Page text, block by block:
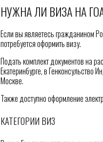
НУЖНА ЛИ ВИЗА НА
Если вы являетесь гражданином
потребуется оформить визу.
Подать комплект документов на
Екатеринбурге, в Генконсульство
Москве.
Также доступно оформление
КАТЕГОРИИ ВИЗ